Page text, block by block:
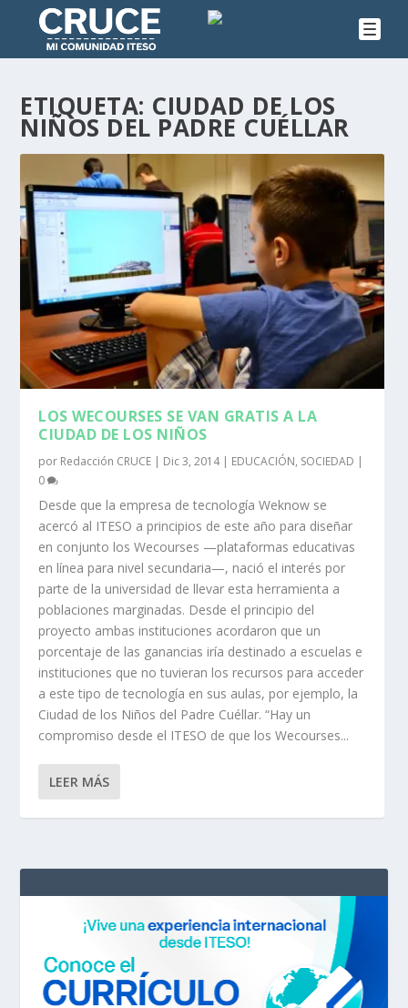
ETIQUETA: CIUDAD DE LOS
NIÑOS DEL PADRE CUÉLLAR
LOS WECOURSES SE VAN GRATIS A LA
CIUDAD DE LOS NIÑOS
por Redacción CRUCE | Dic 3, 2014| EDUCACIÓN, SOCIEDAD |
0
Desde que la empresa de tecnología Weknow se
acercó al ITESO a principios de este año para diseñar
en conjunto los Wecourses —plataformas educativas
en línea para nivel secundaria—, nació el interés por
parte de la universidad de llevar esta herramienta a
poblaciones marginadas. Desde el principio del
proyecto ambas instituciones acordaron que un
porcentaje de las ganancias iría destinado a escuelas e
instituciones que no tuvieran los recursos para acceder
a este tipo de tecnología en sus aulas, por ejemplo, la
Ciudad de los Niños del Padre Cuéllar. “Hay un
compromiso desde el ITESO de que los Wecourses...
LEER MÁS